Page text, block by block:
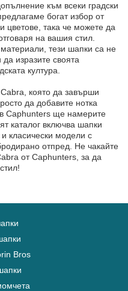
към всеки градски
богат избор от
цветове, така че можете да
на вашия стил.
тези шапки са не
изразите своята
култура.
която да завърши
да добавите нотка
Caphunters ще намерите
каталог включва шапки
класически модели с
отпред. Не чакайте
от Caphunters, за да
Bros